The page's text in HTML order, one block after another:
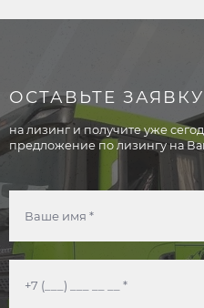
ОСТАВЬТЕ ЗАЯВКУ
на лизинг и получите уже
предложение по лизингу на